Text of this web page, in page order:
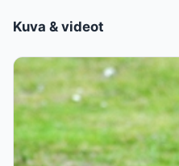
Kuva & videot